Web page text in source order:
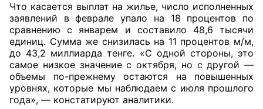
Что касается выплат на жилье, число исполненных
заявлений в феврале упало на 18 процентов по
сравнению с январем и составило 48,6 тысячи
единиц. Сумма же снизилась на 11 процентов м/м,
до 43,2 миллиарда тенге. «С одной стороны, это
самое низкое значение с октября, но с другой —
объемы по-прежнему остаются на повышенных
уровнях, которые мы наблюдаем с июля прошлого
года», — констатируют аналитики.